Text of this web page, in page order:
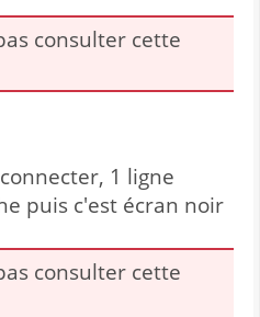
consulter cette
1 ligne
puis c'est écran noir
consulter cette